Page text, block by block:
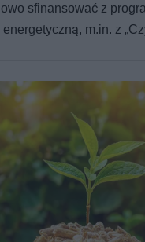
sfinansować z
m.in. z